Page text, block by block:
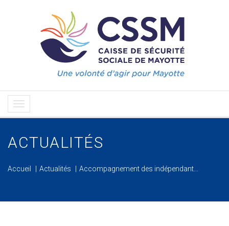
ACTUALITÉS
Accueil Actualités Accompagnement des indépendant...